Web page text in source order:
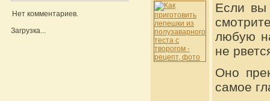
Нет комментариев.
Загрузка...
Если вы
любую
не
Оно
самое